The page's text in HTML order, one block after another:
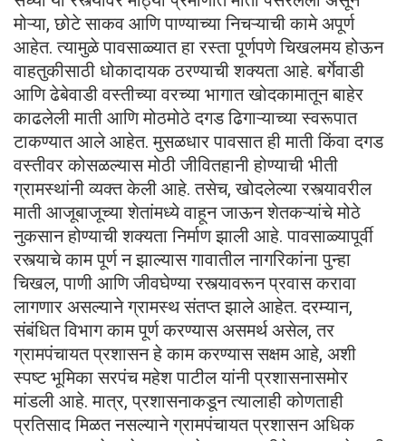
मोऱ्या, छोटे साकव आणि पाण्याच्या निचऱ्याची कामे अपूर्ण
आहेत. त्यामुळे पावसाळ्यात हा रस्ता पूर्णपणे चिखलमय होऊन
वाहतुकीसाठी धोकादायक ठरण्याची शक्यता आहे. बर्गेवाडी
आणि ढेबेवाडी वस्तीच्या वरच्या भागात खोदकामातून बाहेर
काढलेली माती आणि मोठमोठे दगड ढिगाऱ्याच्या स्वरूपात
टाकण्यात आले आहेत. मुसळधार पावसात ही माती किंवा दगड
वस्तीवर कोसळल्यास मोठी जीवितहानी होण्याची भीती
ग्रामस्थांनी व्यक्त केली आहे. तसेच, खोदलेल्या रस्त्यावरील
माती आजूबाजूच्या शेतांमध्ये वाहून जाऊन शेतकऱ्यांचे मोठे
नुकसान होण्याची शक्यता निर्माण झाली आहे. पावसाळ्यापूर्वी
रस्त्याचे काम पूर्ण न झाल्यास गावातील नागरिकांना पुन्हा
चिखल, पाणी आणि जीवघेण्या रस्त्यावरून प्रवास करावा
लागणार असल्याने ग्रामस्थ संतप्त झाले आहेत. दरम्यान,
संबंधित विभाग काम पूर्ण करण्यास असमर्थ असेल, तर
ग्रामपंचायत प्रशासन हे काम करण्यास सक्षम आहे, अशी
स्पष्ट भूमिका सरपंच महेश पाटील यांनी प्रशासनासमोर
मांडली आहे. मात्र, प्रशासनाकडून त्यालाही कोणताही
प्रतिसाद मिळत नसल्याने ग्रामपंचायत प्रशासन अधिक